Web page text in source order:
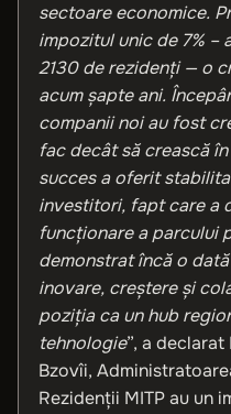
sectoare economice.
impozitul unic de 7% –
2130 de rezidenți — o
acum șapte ani.
companii noi au fost
fac decât să crească
succes a oferit
investitori, fapt care a
funcționare a parcului
demonstrat încă o
inovare, creștere și
poziția ca un hub
tehnologie”, a declarat
Bzovîi,
Rezidenții MITP au un